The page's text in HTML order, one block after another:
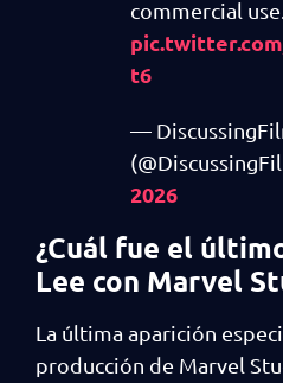
commercial use.
t6
—
2026
¿Cuál fue el
Lee con Marvel
La última aparición
producción de Marvel